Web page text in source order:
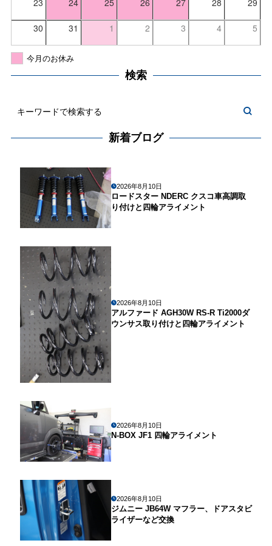
30 31 1 2 3 4 5
今月のお休み
検索
新着ブログ
2026年8月10日
ロードスター NDERC クスコ車高調取
り付けと四輪アライメント
2026年8月10日
アルファード AGH30W RS-R Ti2000ダ
ウンサス取り付けと四輪アライメント
2026年8月10日
N-BOX JF1 四輪アライメント
2026年8月10日
ジムニー JB64W マフラー、ドアスタビ
ライザーなど交換